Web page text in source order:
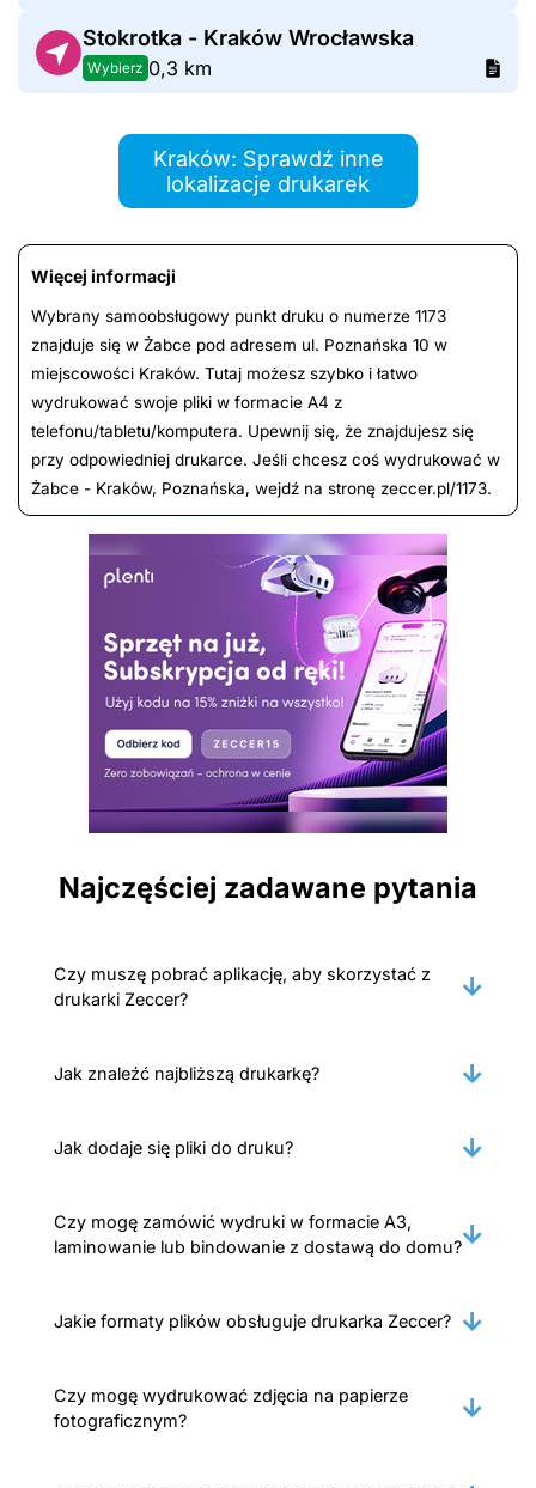
Stokrotka - Kraków Wrocławska
Wybierz 0,3 km
Kraków: Sprawdź inne
lokalizacje drukarek
Więcej informacji
Wybrany samoobsługowy punkt druku o numerze 1173
znajduje się w Żabce pod adresem ul. Poznańska 10 w
miejscowości Kraków. Tutaj możesz szybko i łatwo
wydrukować swoje pliki w formacie A4 z
telefonu/tabletu/komputera. Upewnij się, że znajdujesz się
przy odpowiedniej drukarce. Jeśli chcesz coś wydrukować w
Żabce - Kraków, Poznańska, wejdź na stronę zeccer.pl/1173.
Najczęściej zadawane pytania
Czy muszę pobrać aplikację, aby skorzystać z
drukarki Zeccer?
Jak znaleźć najbliższą drukarkę?
Jak dodaje się pliki do druku?
Czy mogę zamówić wydruki w formacie A3,
laminowanie lub bindowanie z dostawą do domu?
Jakie formaty plików obsługuje drukarka Zeccer?
Czy mogę wydrukować zdjęcia na papierze
fotograficznym?